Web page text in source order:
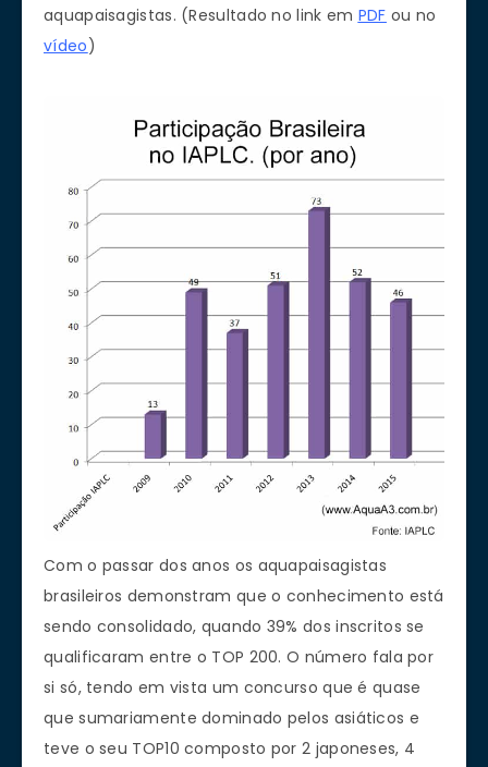
aquapaisagistas. (Resultado no link em PDF ou no
vídeo)
Com o passar dos anos os aquapaisagistas
brasileiros demonstram que o conhecimento está
sendo consolidado, quando 39% dos inscritos se
qualificaram entre o TOP 200. O número fala por
si só, tendo em vista um concurso que é quase
que sumariamente dominado pelos asiáticos e
teve o seu TOP10 composto por 2 japoneses, 4